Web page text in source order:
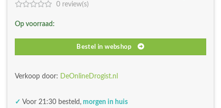
0 review(s)
Op voorraad:
Bestel in webshop
Verkoop door: DeOnlineDrogist.nl
✓ Voor 21:30 besteld, morgen in huis